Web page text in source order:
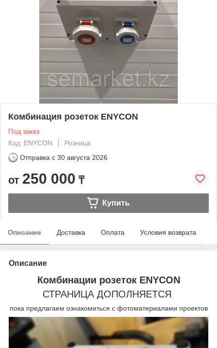
Комбинация розеток ENYCON
Под заказ
Код: ENYCON
Розница
Отправка с 30 августа 2026
от 250 000 ₸
Купить
Описание Доставка Оплата Условия возврата
Описание
Комбинации розеток ENYCON
СТРАНИЦА ДОПОЛНЯЕТСЯ
пока предлагаем ознакомиться с фотоматериалами проектов